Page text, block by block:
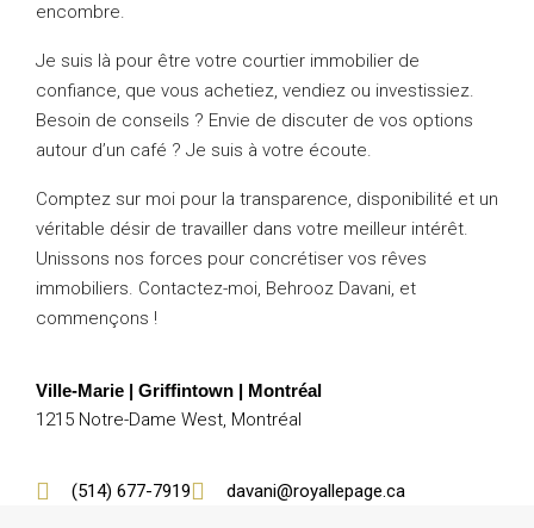
encombre.
Je suis là pour être votre courtier immobilier de
confiance, que vous achetiez, vendiez ou investissiez.
Besoin de conseils ? Envie de discuter de vos options
autour d’un café ? Je suis à votre écoute.
Comptez sur moi pour la transparence, disponibilité et un
véritable désir de travailler dans votre meilleur intérêt.
Unissons nos forces pour concrétiser vos rêves
immobiliers. Contactez-moi, Behrooz Davani, et
commençons !
Ville-Marie | Griffintown | Montréal
1215 Notre-Dame West, Montréal
(514) 677-7919 davani@royallepage.ca